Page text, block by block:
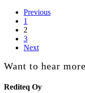
Previous
1
2
3
Next
Want to hear
Rediteq Oy